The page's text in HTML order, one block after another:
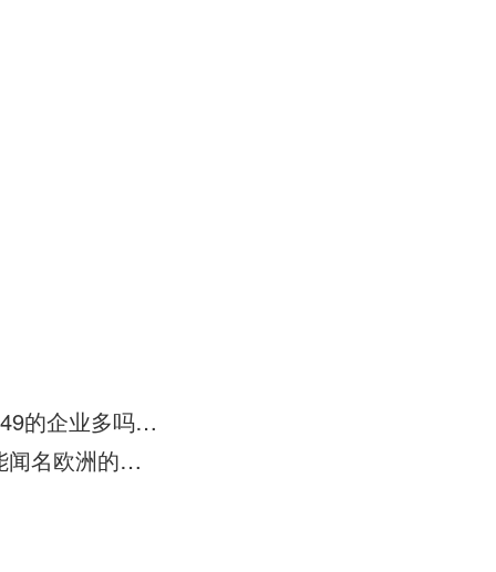
义乌需要办理ISO9000认证，ISO14000认证OHSAS18000、TS16949的企业多吗？有需要办理出口许口认证，和3C认证
要买艺术漆呢，听说有通过ISO9001认证，产品以环保和优越的性能闻名欧洲的艺术漆品牌，对吗？